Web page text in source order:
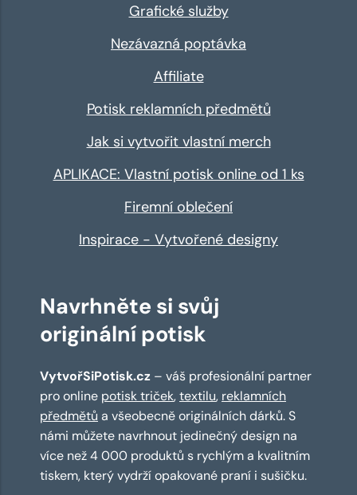
Grafické služby
Nezávazná poptávka
Affiliate
Potisk reklamních předmětů
Jak si vytvořit vlastní merch
APLIKACE: Vlastní potisk online od 1 ks
Firemní oblečení
Inspirace - Vytvořené designy
Navrhněte si svůj
originální potisk
VytvořSiPotisk.cz – váš profesionální partner
pro online potisk triček,textilu, reklamních
předmětů a všeobecně originálních dárků. S
námi můžete navrhnout jedinečný design na
více než 4 000 produktů s rychlým a kvalitním
tiskem, který vydrží opakované praní i sušičku.